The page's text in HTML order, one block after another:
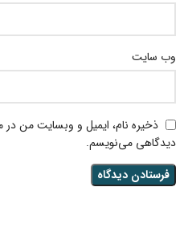
وب‌ سایت
ذخیره نام، ایمیل و وبسایت من در
دیدگاهی می‌نویسم.